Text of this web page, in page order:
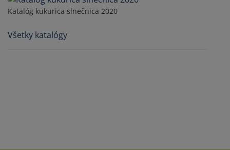
Katalóg kukurica slnečnica 2020
Všetky katalógy